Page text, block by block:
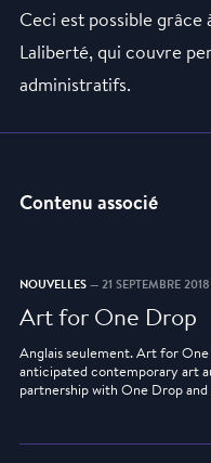
Ceci est possible grâce
Laliberté, qui couvre
administratifs.
Contenu associé
NOUVELLES — 21 SEPTEMBRE 2018
Art for One Drop
Anglais seulement. Art for One
anticipated contemporary art
partnership with One Drop and